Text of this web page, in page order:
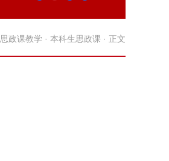
思政课教学 · 本科生思政课 · 正文